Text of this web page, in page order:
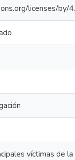
licenses/by/
víctimas de